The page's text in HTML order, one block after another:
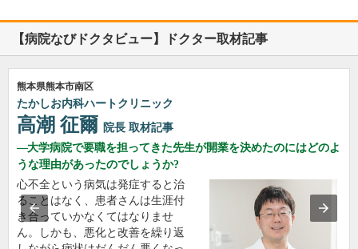
【病院なびドクタビュー】ドクター取材記事
熊本県熊本市南区
たかしお内科ハートクリニック
高潮 征爾 院長 取材記事
大学病院で要職を担ってきた先生が開業を決めたのにはどのよ
うな理由があったのでしょうか?
心不全という病気は発症すると治
ることはなく、患者さんは生涯付
き合っていかなくてはなりませ
ん。しかも、悪化と改善を繰り返